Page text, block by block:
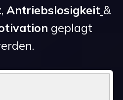
, Antriebslosigkeit &
geplagt